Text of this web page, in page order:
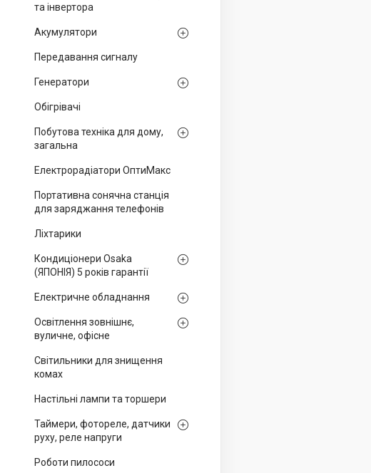
та інвертора
Акумулятори
Передавання сигналу
Генератори
Обігрівачі
Побутова техніка для дому,
загальна
Електрорадіатори ОптиМакс
Портативна сонячна станція
для заряджання телефонів
Ліхтарики
Кондиціонери Osaka
(ЯПОНІЯ) 5 років гарантії
Електричне обладнання
Освітлення зовнішнє,
вуличне, офісне
Світильники для знищення
комах
Настільні лампи та торшери
Таймери, фотореле, датчики
руху, реле напруги
Роботи пилососи